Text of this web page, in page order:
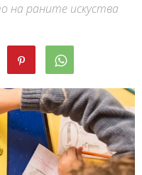
на раните искуства